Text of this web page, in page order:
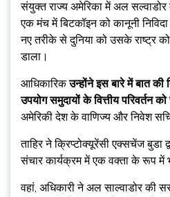
संयुक्त राज्य अमेरिका में अल सल्वाडोर
एक मंच में बिटकॉइन को कानूनी
नए तरीके से दुनिया को उसके राष्ट्र
डाला।
आधिकारिकउन्होंने इस बारे में बात
उपयोग समुदायों के वित्तीय परिवर्तन
अमेरिकी देश के वाणिज्य और निवेश
ताहिर ने क्रिप्टोक्यूरेंसी एक्सचेंज बुडा
संचार कार्यक्रम में एक वक्ता के रूप में
वहां, अधिकारी ने अल साल्वाडोर की